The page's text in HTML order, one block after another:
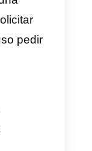
múltiples
a vender